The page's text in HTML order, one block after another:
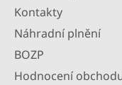
Kontakty
Náhradní plnění
BOZP
Hodnocení